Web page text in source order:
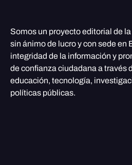
Somos un proyecto editorial de la
sin ánimo de lucro y con sede en
integridad de la información y
de confianza ciudadana a través
educación, tecnología,
políticas públicas.